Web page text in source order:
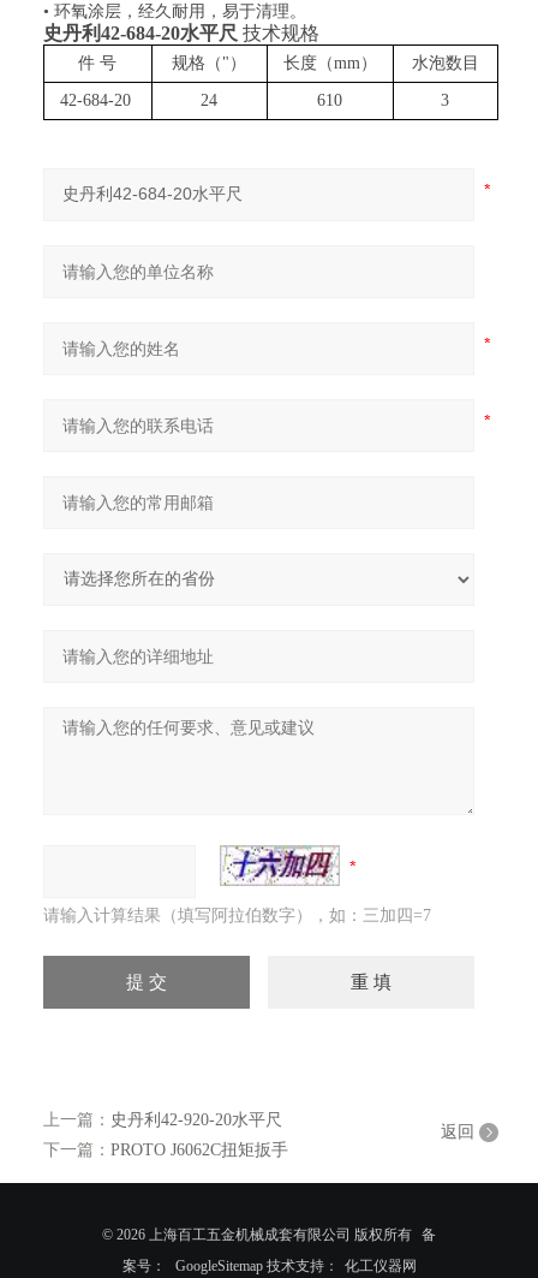
• 环氧涂层，经久耐用，易于清理。
史丹利42-684-20水平尺 技术规格
件 号 规格 （"） 长度（mm ） 水泡数目
42-684-20 24 610 3
请输入计算结果（填写阿拉伯数字），如：三加四=7
上一篇： 史丹利42-920-20水平尺
下一篇： PROTO J6062C扭矩扳手
返回
© 2026 上海百工五金机械成套有限公司 版权所有 备
案号：
GoogleSitemap技术支持： 化工仪器网